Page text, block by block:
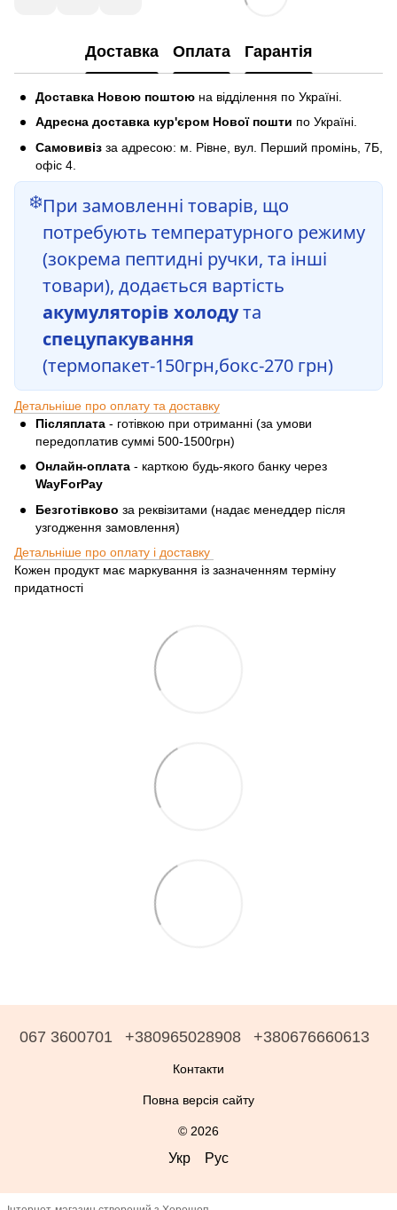
Доставка Оплата Гарантія
Доставка Новою поштою на відділення по Україні.
Адресна доставка кур'єром Нової пошти по Україні.
Самовивіз за адресою: м. Рівне, вул. Перший промінь, 7Б,
офіс 4.
❄️При замовленні товарів, що
потребують температурного режиму
(зокрема пептидні ручки, та інші
товари), додається вартість
акумуляторів холодута
спецупакування
(термопакет-150грн,бокс-270 грн)
Детальніше про оплату та доставку
Післяплата - готівкою при отриманні (за умови
передоплатив суммі 500-1500грн)
Онлайн-оплата - карткою будь-якого банку через
WayForPay
Безготівково за реквізитами (надає менеддер після
узгодження замовлення)
Детальніше про оплату і доставку
Кожен продукт має маркування із зазначенням терміну
придатності
067 3600701 +380965028908 +380676660613
Контакти
Повна версія сайту
© 2026
Укр Рус